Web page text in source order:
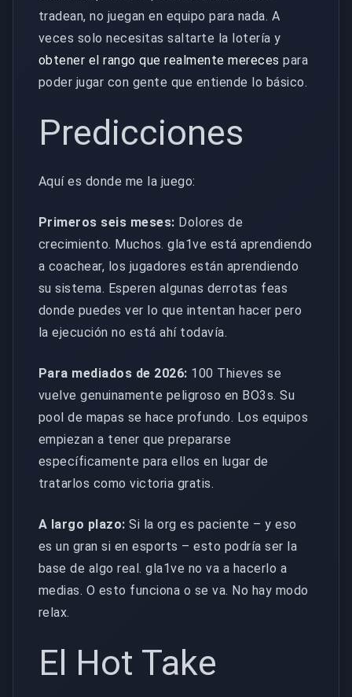
tradean, no juegan en equipo para nada. A
veces solo necesitas saltarte la lotería y
obtener el rango que realmente mereces para
poder jugar con gente que entiende lo básico.
Predicciones
Aquí es donde me la juego:
Primeros seis meses: Dolores de
crecimiento. Muchos. gla1ve está aprendiendo
a coachear, los jugadores están aprendiendo
su sistema. Esperen algunas derrotas feas
donde puedes ver lo que intentan hacer pero
la ejecución no está ahí todavía.
Para mediados de 2026: 100 Thieves se
vuelve genuinamente peligroso en BO3s. Su
pool de mapas se hace profundo. Los equipos
empiezan a tener que prepararse
específicamente para ellos en lugar de
tratarlos como victoria gratis.
A largo plazo: Si la org es paciente – y eso
es un gran si en esports – esto podría ser la
base de algo real. gla1ve no va a hacerlo a
medias. O esto funciona o se va. No hay modo
relax.
El Hot Take